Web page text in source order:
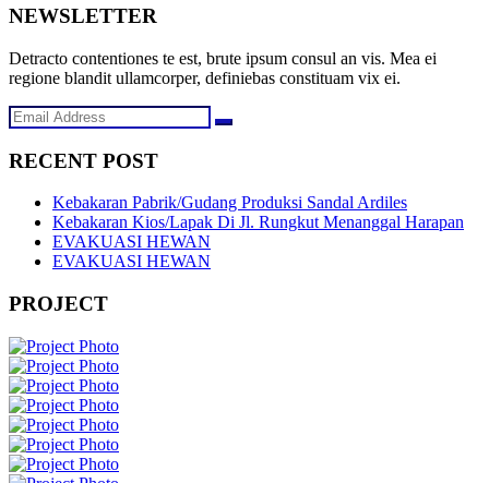
NEWSLETTER
Detracto contentiones te est, brute ipsum consul an vis. Mea ei
regione blandit ullamcorper, definiebas constituam vix ei.
RECENT POST
Kebakaran Pabrik/Gudang Produksi Sandal Ardiles
Kebakaran Kios/Lapak Di Jl. Rungkut Menanggal Harapan
EVAKUASI HEWAN
EVAKUASI HEWAN
PROJECT